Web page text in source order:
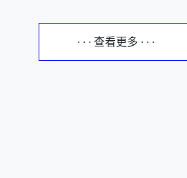
· · · 查看更多 · · ·